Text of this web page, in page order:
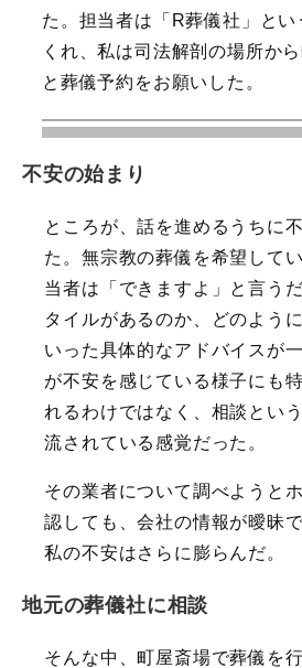
た。担当者は「R葬儀社」とい
くれ、私は司法解剖の場所か
と葬儀予約をお願いした。
不安の始まり
ところが、話を進めるうちに
た。無宗教の葬儀を希望して
当者は「できますよ」と言う
タイルがあるのか、どのよう
いった具体的なアドバイスが
が不安を感じている様子にも
れるわけではなく、相談とい
流されている感覚だった。
その業者について調べようと
認しても、会社の情報が曖昧
私の不安はさらに膨らんだ。
地元の葬儀社に相談
そんな中、町屋斎場で葬儀を